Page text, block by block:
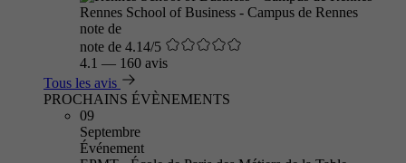
Rennes School of Business - Campus de Rennes
note de
note de 4.14/5
4.1 — 160 avis
Tous les avis
PROCHAINS ÉVÈNEMENTS
09
Septembre
Événement